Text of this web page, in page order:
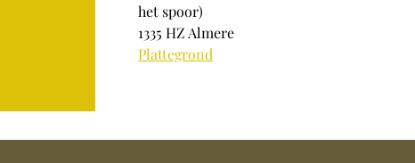
het spoor)
1335 HZ Almere
Plattegrond